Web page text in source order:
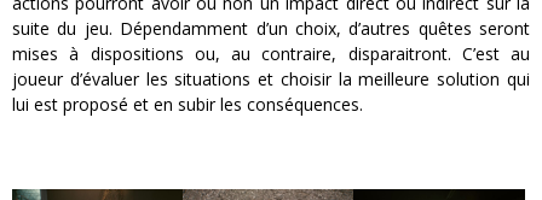
suite du jeu. Dépendamment d’un choix, d’autres quêtes seront
mises à dispositions ou, au contraire, disparaitront. C’est au
joueur d’évaluer les situations et choisir la meilleure solution qui
lui est proposé et en subir les conséquences.